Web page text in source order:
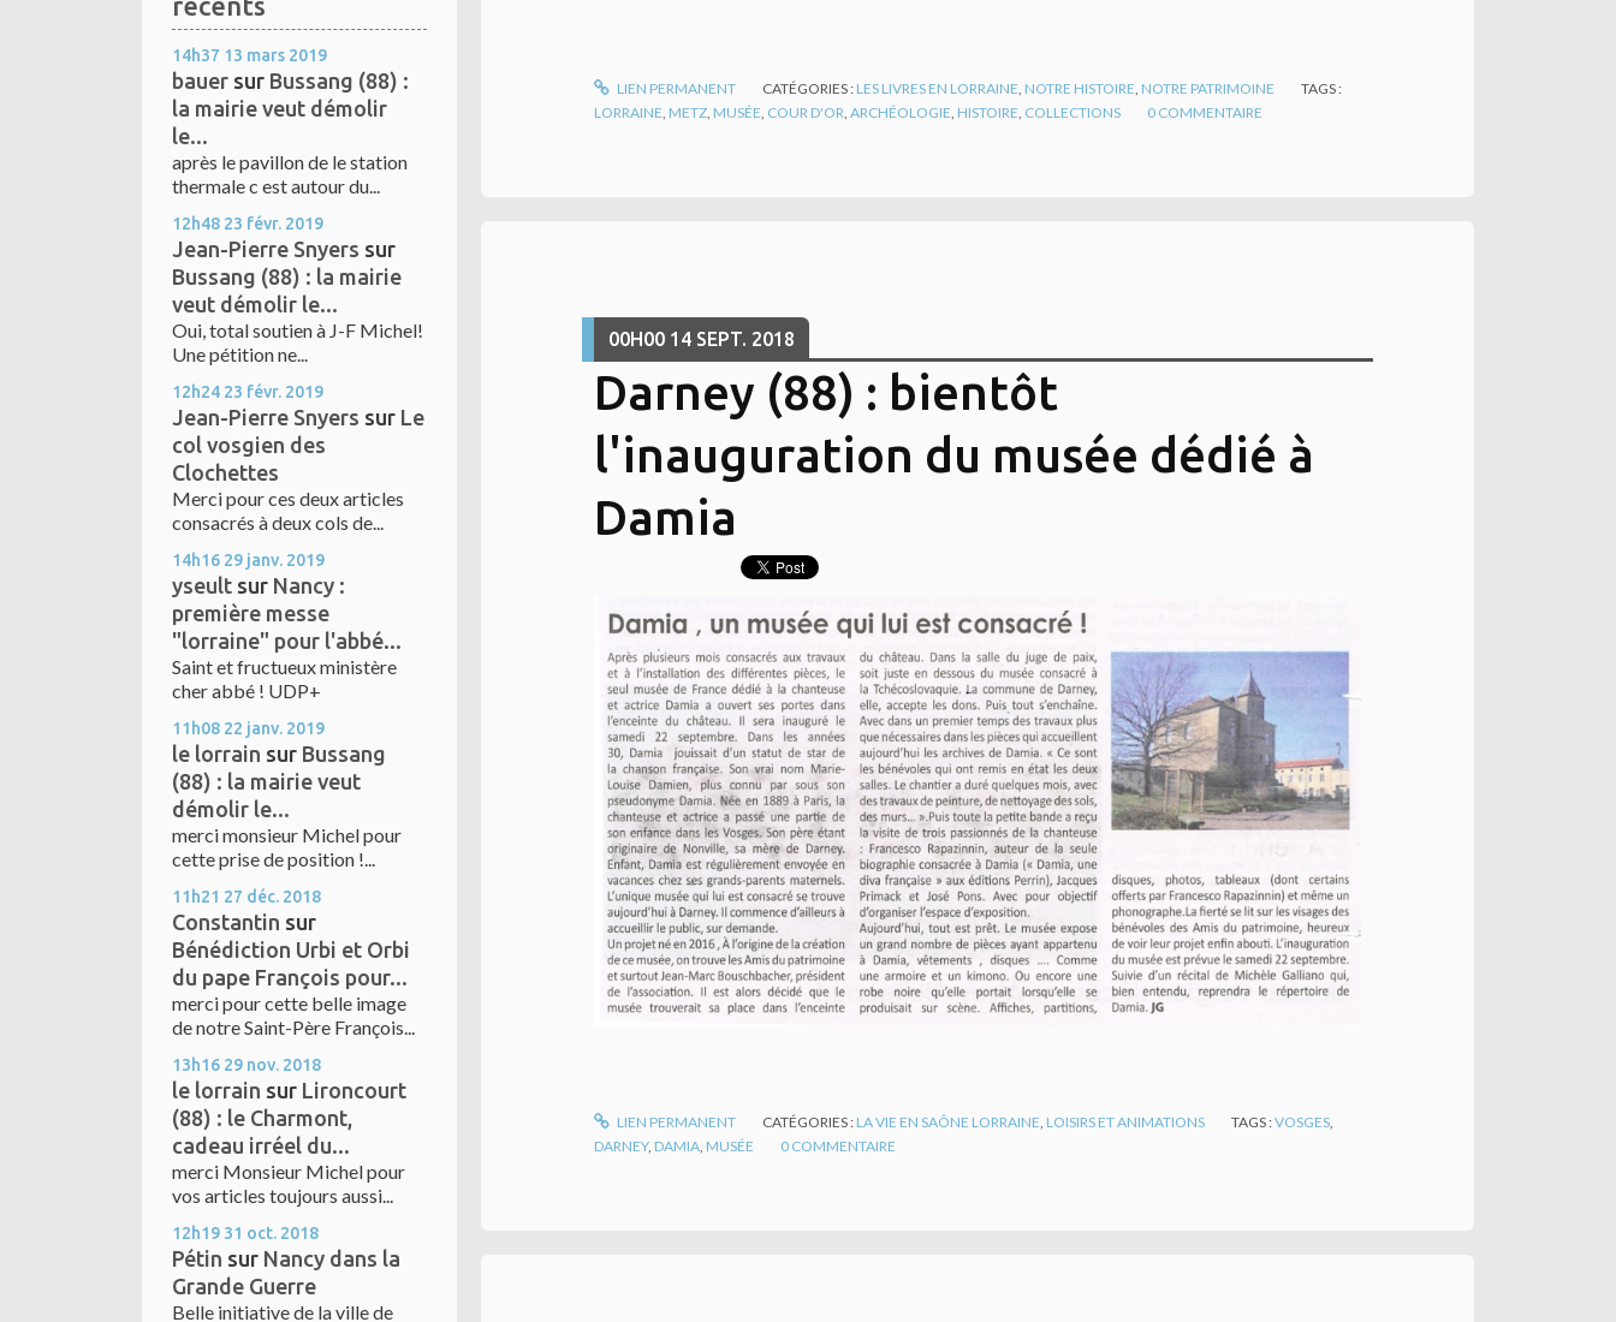
14h37 13 mars 2019
bauer sur Bussang (88) :
la mairie veut démolir
le...
après le pavillon de le station
thermale c est autour du...
12h48 23 févr. 2019
Jean-Pierre Snyers sur
Bussang (88) : la mairie
veut démolir le...
Oui, total soutien à J-F Michel!
Une pétition ne...
12h24 23 févr. 2019
Jean-Pierre Snyers sur Le
col vosgien des
Clochettes
Merci pour ces deux articles
consacrés à deux cols de...
14h16 29 janv. 2019
yseult sur Nancy :
première messe
"lorraine" pour l'abbé...
Saint et fructueux ministère
cher abbé ! UDP+
11h08 22 janv. 2019
le lorrain sur Bussang
(88) : la mairie veut
démolir le...
merci monsieur Michel pour
cette prise de position !...
11h21 27 déc. 2018
Constantin sur
Bénédiction Urbi et Orbi
du pape François pour...
merci pour cette belle image
de notre Saint-Père François...
13h16 29 nov. 2018
le lorrain sur Lironcourt
(88) : le Charmont,
cadeau irréel du...
merci Monsieur Michel pour
vos articles toujours aussi...
12h19 31 oct. 2018
Pétin sur Nancy dans la
Grande Guerre
Belle initiative de la ville de
LIEN PERMANENT CATÉGORIES : LES LIVRES EN LORRAINE, NOTRE HISTOIRE, NOTRE PATRIMOINE
TAGS :
LORRAINE, METZ, MUSÉE, COUR D'OR, ARCHÉOLOGIE, HISTOIRE, COLLECTIONS 0 COMMENTAIRE
00H00 14 SEPT. 2018
Darney (88) : bientôt
l'inauguration du musée dédié à
Damia
LIEN PERMANENT CATÉGORIES : LA VIE EN SAÔNE LORRAINE LOISIRS ET ANIMATIONS TAGS :VOSGES
DARNEY, DAMIA MUSÉE 0 COMMENTAIRE